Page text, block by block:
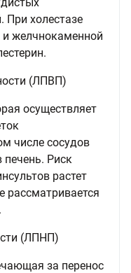
При холестазе
желчнокаменной
(ЛПВП)
осуществляет
числе сосудов
печень. Риск
растет
рассматривается
(ЛПНП)
за перенос